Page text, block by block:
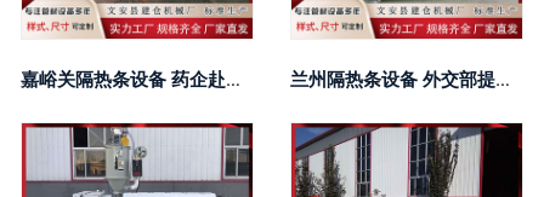
嘉峪关隔热条设备 药企赴港IPO火爆，半个月8家递表，基石投资者“快看不过来了” 兰州隔热条设备 外交部提醒近期避免去日本，三大航急发中日航线免费退改签